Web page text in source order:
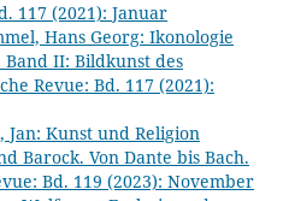
117 (2021): Januar
Hans Georg: Ikonologie
II: Bildkunst des
Revue: Bd. 117 (2021):
Jan: Kunst und Religion
Barock. Von Dante bis Bach.
Bd. 119 (2023): November